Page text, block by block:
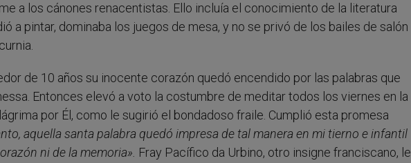
a los cánones renacentistas. Ello incluía el conocimiento de la literatura
a pintar, dominaba los juegos de mesa, y no se privó de los bailes de salón
de 10 años su inocente corazón quedó encendido por las palabras que
Entonces elevó a voto la costumbre de meditar todos los viernes en la
por Él, como le sugirió el bondadoso fraile. Cumplió esta promesa
aquella santa palabra quedó impresa de tal manera en mi tierno e infantil
ni de la memoria». Fray Pacífico da Urbino, otro insigne franciscano, le